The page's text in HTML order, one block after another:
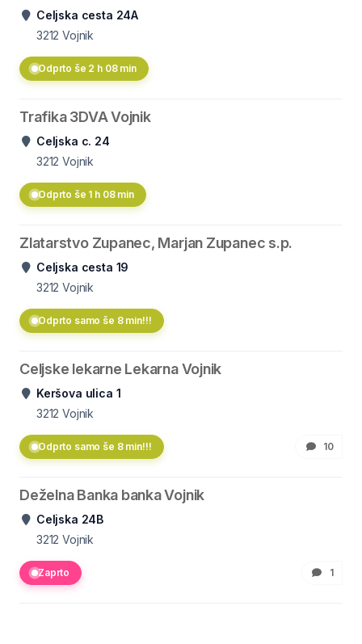
Celjska cesta 24A
3212 Vojnik
Odprto še 2 h 08 min
Trafika 3DVA Vojnik
Celjska c. 24
3212 Vojnik
Odprto še 1 h 08 min
Zlatarstvo Zupanec, Marjan Zupanec s.p.
Celjska cesta 19
3212 Vojnik
Odprto samo še 8 min!!!
Celjske lekarne Lekarna Vojnik
Keršova ulica 1
3212 Vojnik
Odprto samo še 8 min!!! 10
Deželna Banka banka Vojnik
Celjska 24B
3212 Vojnik
Zaprto 1